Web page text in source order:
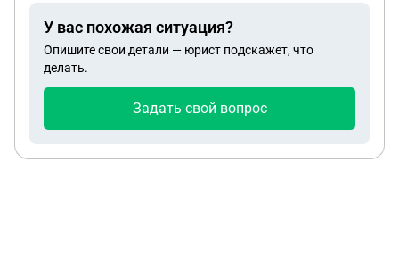
адрес им писать не понятно, хожу по замкнутому
кругу.
У вас похожая ситуация?
Опишите свои детали — юрист подскажет, что
делать.
Задать свой вопрос